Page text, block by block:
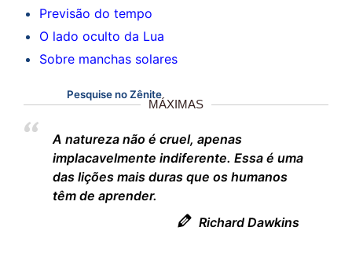
Previsão do tempo
O lado oculto da Lua
Sobre manchas solares
Pesquise no Zênite
MÁXIMAS
A natureza não é cruel, apenas
implacavelmente indiferente. Essa é uma
das lições mais duras que os humanos
têm de aprender.
Richard Dawkins